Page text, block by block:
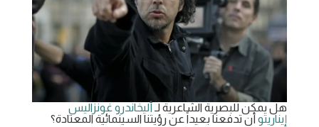
هل يمكن للبصرية الشاعرية لـ أليخاندرو غونزاليس
إيناريتوأن تدفعنا بعيداً عن رؤيتنا السينمائية المعتادة؟